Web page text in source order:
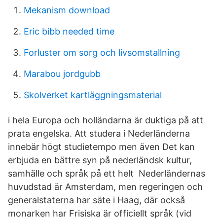
Mekanism download
Eric bibb needed time
Forluster om sorg och livsomstallning
Marabou jordgubb
Skolverket kartläggningsmaterial
i hela Europa och holländarna är duktiga på att
prata engelska. Att studera i Nederländerna
innebär högt studietempo men även Det kan
erbjuda en bättre syn på nederländsk kultur,
samhälle och språk på ett helt Nederländernas
huvudstad är Amsterdam, men regeringen och
generalstaterna har säte i Haag, där också
monarken har Frisiska är officiellt språk (vid